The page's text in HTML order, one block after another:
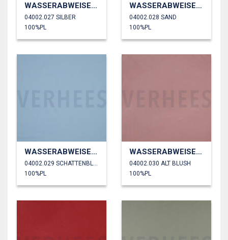
WASSERABWEISEND
04002.027 SILBER
100%PL
WASSERABWEISEND
04002.028 SAND
100%PL
WASSERABWEISEND
100%PL
WASSERABWEISEND
04002.030 ALT BLUSH
100%PL